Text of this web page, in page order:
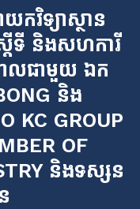
វិទ្យាស្ថាន
តីទី និងសហការី
ជាមួយ ឯក
និង
KC GROUP
OF
និងទស្សន